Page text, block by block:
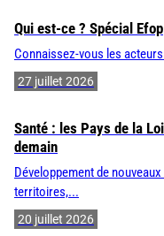
Qui est-ce ? Spécial Efop
Connaissez-vous les
27 juillet 2026
Santé : les Pays de la
demain
Développement de
territoires,...
20 juillet 2026